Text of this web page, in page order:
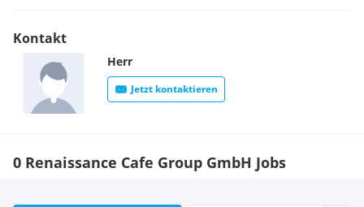
Kontakt
Herr
Jetzt kontaktieren
0 Renaissance Cafe Group GmbH Jobs